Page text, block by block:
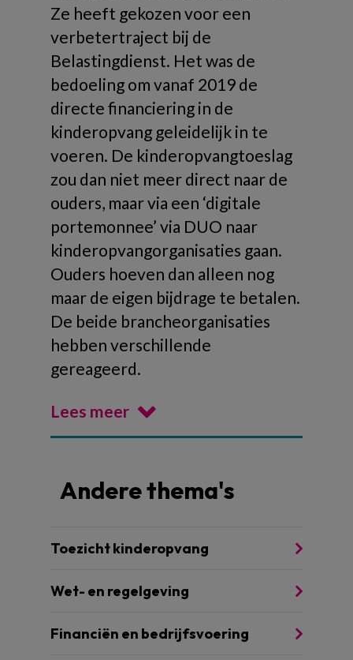
Ze heeft gekozen voor een
verbetertraject bij de
Belastingdienst. Het was de
bedoeling om vanaf 2019 de
directe financiering in de
kinderopvang geleidelijk in te
voeren. De kinderopvangtoeslag
zou dan niet meer direct naar de
ouders, maar via een ‘digitale
portemonnee’ via DUO naar
kinderopvangorganisaties gaan.
Ouders hoeven dan alleen nog
maar de eigen bijdrage te betalen.
De beide brancheorganisaties
hebben verschillende
gereageerd.
Lees meer
Andere thema's
Toezicht kinderopvang
Wet- en regelgeving
Financiën en bedrijfsvoering